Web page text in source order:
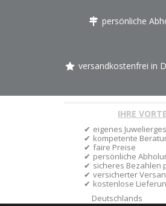
persönliche
versandkostenfrei in
IHRE
eigenes
kompetente
faire Preise
persönliche
sicheres Bezahlen
versicherter
kostenlose
Deutschlands